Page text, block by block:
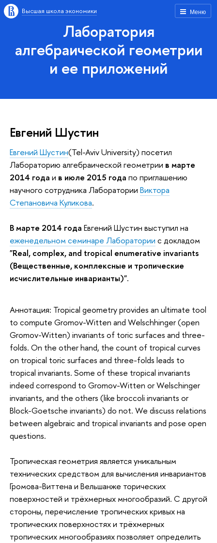
Меню
Высшая школа экономики
Лаборатория
алгебраической геометрии
и ее приложений
Евгений Шустин
Евгений Шустин(Tel-Aviv University) посетил
Лабораторию алгебраической геометрии в марте
2014 года и в июле 2015 года по приглашению
научного сотрудника Лаборатории Виктора
Степановича Куликова.
В марте 2014 года Евгений Шустин выступил на
еженедельном семинаре Лаборатории с докладом
"Real, complex, and tropical enumerative invariants
(Вещественные, комплексные и тропические
исчислительные инварианты)".
Аннотация: Tropical geometry provides an ultimate tool
to compute Gromov-Witten and Welschhinger (open
Gromov-Witten) invariants of toric surfaces and three-
folds. On the other hand, the count of tropical curves
on tropical toric surfaces and three-folds leads to
tropical invariants. Some of these tropical invariants
indeed correspond to Gromov-Witten or Welschinger
invariants, and the others (like broccoli invariants or
Block-Goetsche invariants) do not. We discuss relations
between algebraic and tropical invariants and pose open
questions.
Тропическая геометрия является уникальным
технических средством для вычисления инвариантов
Громова-Виттена и Вельшанже торических
поверхностей и трёхмерных многообразий. С другой
стороны, перечисление тропических кривых на
тропических поверхностях и трёхмерных
тропических многообразиях позволяет определить